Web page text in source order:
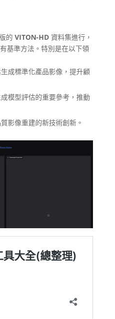
的 VITON-HD資料集進行，
基準方法。特別是在以下領
成標準化產品影像，提升顧
模型評估的重要參考，推動
影像重建的新技術創新。